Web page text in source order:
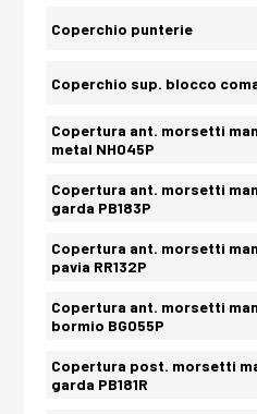
Coperchio punterie
Coperchio sup. blocco
Copertura ant. morsetti
metal NH045P
Copertura ant. morsetti
garda PB183P
Copertura ant. morsetti
pavia RR132P
Copertura ant. morsetti
bormio BG055P
Copertura post. morsetti
garda PB181R